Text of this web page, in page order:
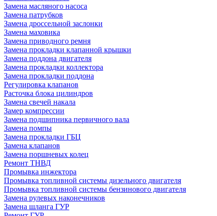
Замена масляного насоса
Замена патрубков
Замена дроссельной заслонки
Замена маховика
Замена приводного ремня
Замена прокладки клапанной крышки
Замена поддона двигателя
Замена прокладки коллектора
Замена прокладки поддона
Регулировка клапанов
Расточка блока цилиндров
Замена свечей накала
Замер компрессии
Замена подшипника первичного вала
Замена помпы
Замена прокладки ГБЦ
Замена клапанов
Замена поршневых колец
Ремонт ТНВД
Промывка инжектора
Промывка топливной системы дизельного двигателя
Промывка топливной системы бензинового двигателя
Замена рулевых наконечников
Замена шланга ГУР